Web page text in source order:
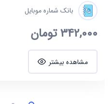
بانک شماره موبایل
342,000تومان
مشاهده بیشتر